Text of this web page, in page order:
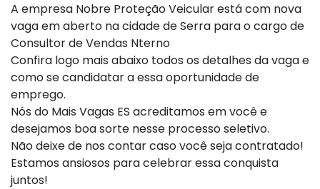
A empresa Nobre Proteção Veicular está com nova
vaga em aberto na cidade de Serra para o cargo de
Consultor de Vendas Nterno
Confira logo mais abaixo todos os detalhes da vaga e
como se candidatar a essa oportunidade de
emprego.
Nós do Mais Vagas ES acreditamos em você e
desejamos boa sorte nesse processo seletivo.
Não deixe de nos contar caso você seja contratado!
Estamos ansiosos para celebrar essa conquista
juntos!